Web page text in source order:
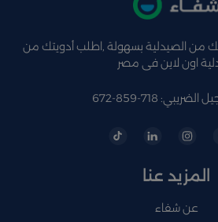
من الصيدلية بسهولة ,اطلب أدويتك من
اون لاين فى مصر
718-859-672
المزيد عنا
عن شفاء